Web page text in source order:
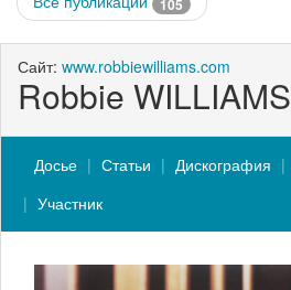
105
Сайт: www.robbiewilliams.com
Robbie WILLIAMS
Досье Статьи Дискография
Участник